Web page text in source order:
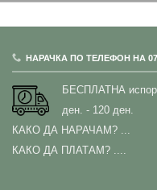
НАРАЧКА ПО ТЕЛЕФОН НА
БЕСПЛАТНА
ден. - 120 ден.
КАКО ДА НАРАЧАМ? ...
КАКО ДА ПЛАТАМ? ....